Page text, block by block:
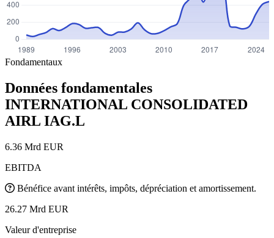
Fondamentaux
Données fondamentales
INTERNATIONAL CONSOLIDATED
AIRL IAG.L
6.36 Mrd EUR
EBITDA
Bénéfice avant intérêts, impôts, dépréciation et amortissement.
26.27 Mrd EUR
Valeur d'entreprise